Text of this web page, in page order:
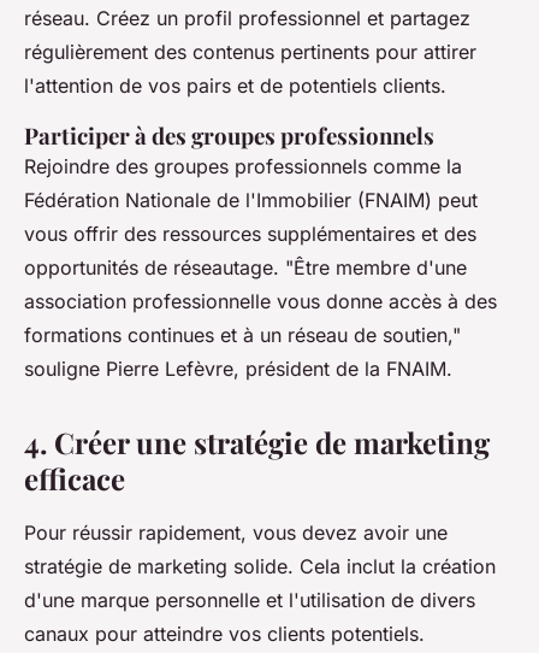
réseau. Créez un profil professionnel et partagez
régulièrement des contenus pertinents pour attirer
l'attention de vos pairs et de potentiels clients.
Participer à des groupes professionnels
Rejoindre des groupes professionnels comme la
Fédération Nationale de l'Immobilier (FNAIM) peut
vous offrir des ressources supplémentaires et des
opportunités de réseautage. "Être membre d'une
association professionnelle vous donne accès à des
formations continues et à un réseau de soutien,"
souligne Pierre Lefèvre, président de la FNAIM.
4. Créer une stratégie de marketing
efficace
Pour réussir rapidement, vous devez avoir une
stratégie de marketing solide. Cela inclut la création
d'une marque personnelle et l'utilisation de divers
canaux pour atteindre vos clients potentiels.